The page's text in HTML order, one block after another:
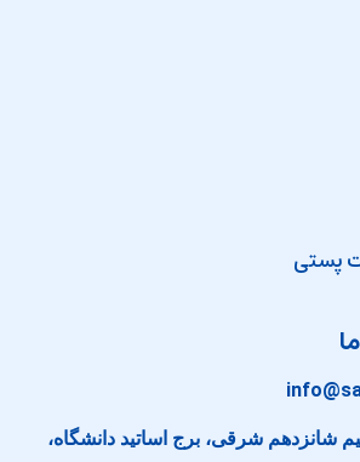
پستی
شانزدهم شرقی، برج اساتید دانشگاه،